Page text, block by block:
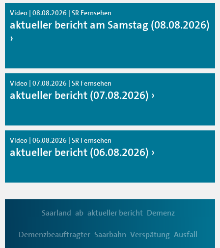
Video | 08.08.2026 | SR Fernsehen
aktueller bericht am Samstag (08.08.2026)
Video | 07.08.2026 | SR Fernsehen
aktueller bericht (07.08.2026)
Video | 06.08.2026 | SR Fernsehen
aktueller bericht (06.08.2026)
Saarland ab aktueller bericht Demenz
Demenzbeauftragter Saarbahn Verspätung Ausfall